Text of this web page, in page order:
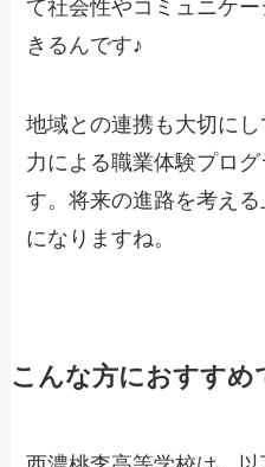
て社会性やコミュニケ
きるんです♪
地域との連携も大切に
力による職業体験プロ
す。将来の進路を考え
になりますね。
こんな方におすすめ